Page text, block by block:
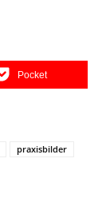
Pocket
praxisbilder